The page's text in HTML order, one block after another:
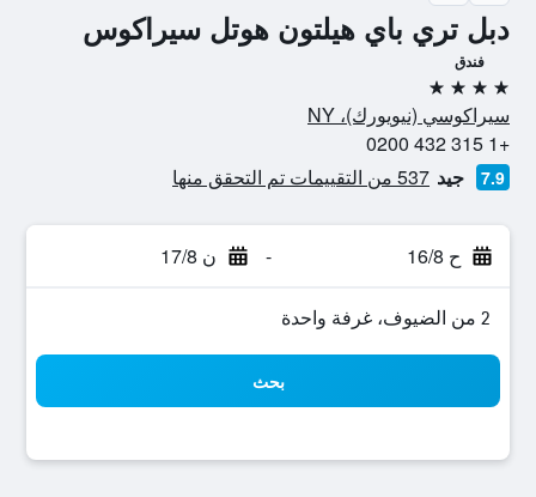
دبل تري باي هيلتون هوتل سيراكوس
فندق
4 نجوم
سيراكوسي (نيويورك)، NY
+1 315 432 0200
7.9 جيد 537 من التقييمات تم التحقق منها
ح 16/8 - ن 17/8
2 من الضيوف، غرفة واحدة
بحث